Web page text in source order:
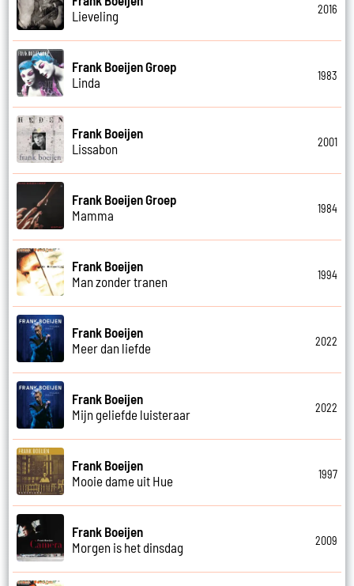
Lieveling
2016
Frank Boeijen Groep
Linda
1983
Frank Boeijen
Lissabon
2001
Frank Boeijen Groep
Mamma
1984
Frank Boeijen
Man zonder tranen
1994
Frank Boeijen
Meer dan liefde
2022
Frank Boeijen
Mijn geliefde luisteraar
2022
Frank Boeijen
Mooie dame uit Hue
1997
Frank Boeijen
Morgen is het dinsdag
2009